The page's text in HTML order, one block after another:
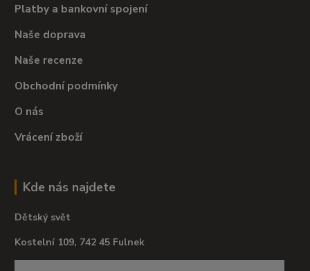
Platby a bankovní spojení
Naše doprava
Naše recenze
Obchodní podmínky
O nás
Vrácení zboží
Kde nás najdete
Dětský svět
Kostelní 109, 742 45 Fulnek